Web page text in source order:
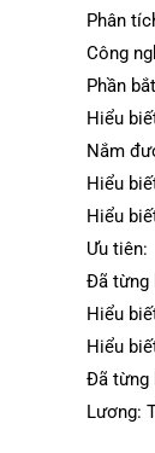
Phân
Công
Phần
Hiểu
Nắm
Hiểu
Hiểu
Ưu tiên:
Đã từng
Hiểu
Hiểu
Đã từng
Lương: